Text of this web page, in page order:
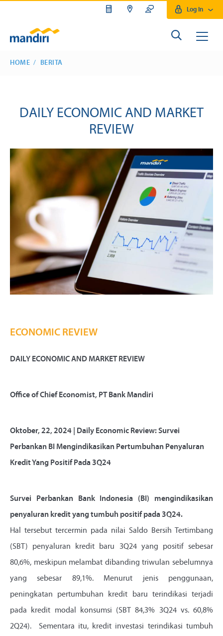
Log In
HOME BERITA
DAILY ECONOMIC AND MARKET
REVIEW
ECONOMIC REVIEW
DAILY ECONOMIC AND MARKET REVIEW
Office of Chief Economist, PT Bank Mandiri
Oktober, 22, 2024 | Daily Economic Review: Survei
Perbankan BI Mengindikasikan Pertumbuhan Penyaluran
Kredit Yang Positif Pada 3Q24
Survei Perbankan Bank Indonesia (BI) mengindikasikan
penyaluran kredit yang tumbuh positif pada 3Q24.
Hal tersebut tercermin pada nilai Saldo Bersih Tertimbang
(SBT) penyaluran kredit baru 3Q24 yang positif sebesar
80,6%, meskipun melambat dibanding triwulan sebelumnya
yang sebesar 89,1%. Menurut jenis penggunaan,
peningkatan pertumbuhan kredit baru terindikasi terjadi
pada kredit modal konsumsi (SBT 84,3% 3Q24 vs. 60,8%
2Q24). Sementara itu, kredit investasi terindikasi tumbuh